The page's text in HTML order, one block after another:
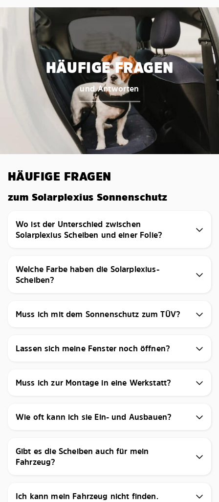
HÄUFIGE FRAGEN
und Antworten
HÄUFIGE FRAGEN
zum Solarplexius Sonnenschutz
Wo ist der Unterschied zwischen
Solarplexius Scheiben und einer Folie?
Welche Farbe haben die Solarplexius-
Scheiben?
Muss ich mit dem Sonnenschutz zum TÜV?
Lassen sich meine Fenster noch öffnen?
Muss ich zur Montage in eine Werkstatt?
Wie oft kann ich sie Ein- und Ausbauen?
Gibt es die Scheiben auch für mein
Fahrzeug?
Ich kann mein Fahrzeug nicht finden.